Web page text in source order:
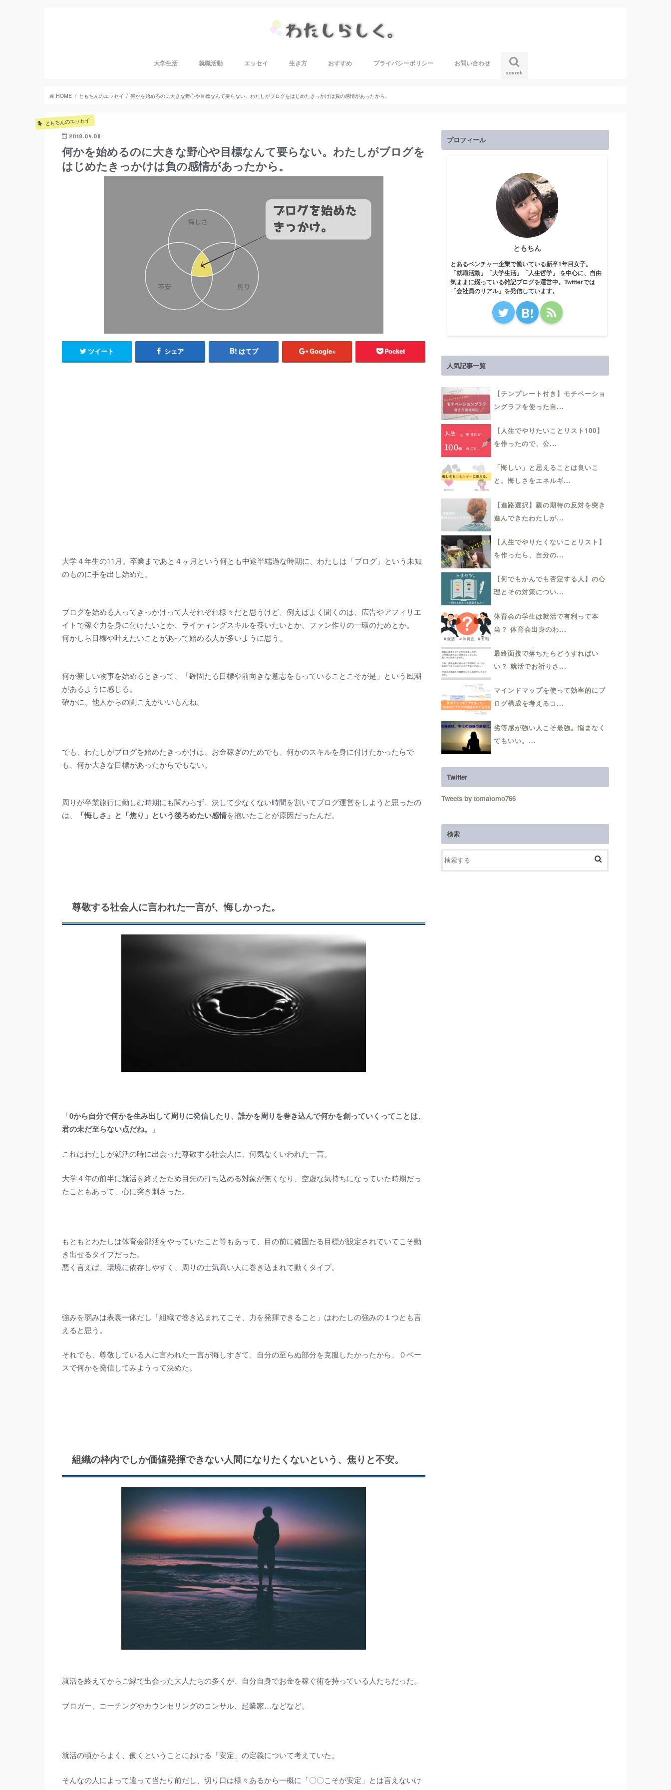
search
大学生活 就職活動 エッセイ 生き方 おすすめ プライバシーポリシー お問い合わせ
HOME ともちんのエッセイ 何かを始めるのに大きな野心や目標なんて要らない。わたしがブログをはじめたきっかけは負の感情があったから。
ともちんのエッセイ
2018.04.08
何かを始めるのに大きな野心や目標なんて要らない。わたしがブログを
はじめたきっかけは負の感情があったから。
ツイート シェア はてブ Google+ Pocket
大学４年生の11月。 卒業まであと４ヶ月という何とも中途半端過な時期に、わたしは「ブログ」という未知
のものに手を出し始めた。
ブログを始める人ってきっかけって人それぞれ様々だと思うけど、例えばよく聞くのは、広告やアフィリエ
イトで稼ぐ力を身に付けたいとか、ライティングスキルを養いたいとか、ファン作りの一環のためとか。
何かしら目標や叶えたいことがあって始める人が多いように思う。
何か新しい物事を始めるとき って、「確固たる目標や前向きな意志をもっていることこそが是」という風潮
があるように感じる。
確かに、他人からの聞こえがいいもんね。
でも、わたしがブログを始めたきっかけは、お金稼ぎのためでも、何かのスキルを身に付けたかったらで
も、何か大きな目標があったからでもない。
周りが卒業旅行に勤しむ時期にも関わらず、決して少なくない時間を割いてブログ運営をしようと思ったの
は、
「悔しさ」と「焦り」という後ろめたい感情を抱いたことが原因だったんだ。
尊敬する社会人に言われた一言が、悔しかった。
「0から自分で何かを生み出して周りに発信したり、誰かを周りを巻き込んで何かを創っていくってことは、
君の未だ至らない点だね。
」
これはわたしが就活の時に出会った尊敬する社会人に、何気なくいわれた一言。
大学４年の前半に就活を終えたため目先の打ち込める対象が無くなり、空虚な気持ちになっていた時期だっ
たこともあって、心に突き刺さった。
もともとわたしは体育会部活をやっていたこと等もあって、目の前に確固たる目標が設定されていてこそ動
き出せるタイプだった。
悪く言えば、環境に依存しやすく、周りの士気高い人に巻き込まれて動くタイプ。
強みを弱みは表裏一体だし「組織で巻き込まれてこそ、力を発揮できること」はわたしの強みの１つとも言
えると思う。
それでも、尊敬している人に言われた一言が悔しすぎて、自分の至らぬ部分を克服したかったから、０ベー
スで何かを発信してみようって決めた。
組織の枠内でしか価値発揮できない人間になりたくないという、焦りと不安。
就活を終えてからご縁で出会った大人たちの多くが、自分自身でお金を稼ぐ術を持っている人たちだった。
ブロガー、コーチングやカウンセリングのコンサル、起業家…などなど。
就活の頃からよく、働くということにおける「安定」の定義について考えていた。
そんなの人によって違って当たり前だし、切り口は様々あるから一概に「〇〇こそが安定」とは言えないけ
プロフィール
ともちん
とあるベンチャー企業で働いている新卒1年目女子。
「就職活動」「大学生活」「人生哲学」 を中心に、自由
気ままに綴っている雑記ブログを運営中。Twitterでは
「会社員のリアル」を発信しています。
B!
人気記事一覧
【テンプレート付き】モチベーショ
ングラフを使った自...
【人生でやりたいことリスト100】
を作ったので、公...
「悔しい」と思えることは良いこ
と。悔しさをエネルギ...
【進路選択】親の期待の反対を突き
進んできたわたしが...
【人生でやりたくないことリスト】
を作ったら、自分の...
【何でもかんでも否定する人】の心
理とその対策につい...
体育会の学生は就活で有利って本
当？ 体育会出身のわ...
最終面接で落ちたらどうすればい
い？ 就活でお祈りさ...
マインドマップを使って効率的にブ
ログ構成を考えるコ...
劣等感が強い人こそ最強。悩まなく
てもいい。...
Twitter
Tweets by tomatomo766
検索